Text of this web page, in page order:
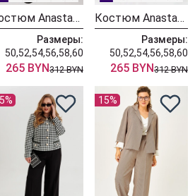
Костюм Anastasia 1242-1 французский серый
Размеры:
50,52,54,56,58,60
265 BYN312 BYN
Костюм Anastasia 1242-1 молочно-бежевый
Размеры:
50,52,54,56,58,60
265 BYN312 BYN
15%